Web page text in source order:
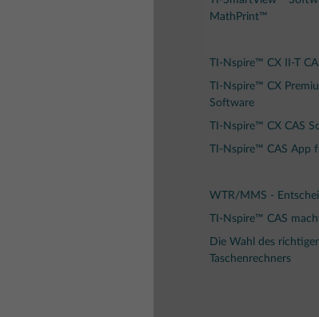
MathPrint™
TI-Nspire™ CX II-T
TI-Nspire™ CX
Software
TI-Nspire™ CX CAS
TI-Nspire™ CAS App
WTR/MMS -
TI-Nspire™ CAS
Die Wahl des
Taschenrechners